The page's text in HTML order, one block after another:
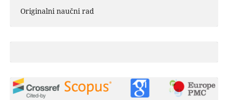
Originalni naučni rad